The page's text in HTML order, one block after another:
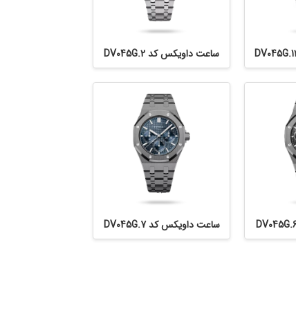
ساعت داویکس کد DV045G.2
ساعت داویکس کد DV045G.7